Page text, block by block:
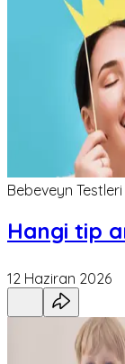
Bebeveyn Testleri
Hangi tip
12 Haziran 2026